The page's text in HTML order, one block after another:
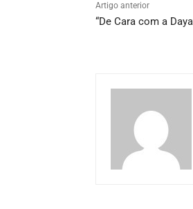
Artigo anterior
“De Cara com a